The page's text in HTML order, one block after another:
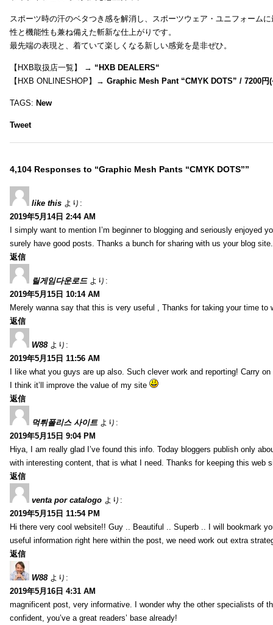
スポーツ時の汗のベタつき感を解消し、スポーツウェア・ユニフォーム
性と機能性も兼ね備えた斬新な仕上がりです。
最先端の表現と、着ていて楽しくなる新しい感覚を是非ぜひ。
【HXB取扱店一覧】 → “HXB DEALERS“
【HXB ONLINESHOP】→ Graphic Mesh Pant “CMYK DOTS” / 7200円
TAGS: New
Tweet
4,104 Responses to “Graphic Mesh Pants “CMYK DOTS””
like this より:
2019年5月14日 2:44 AM
I simply want to mention I’m beginner to blogging and seriously enjoyed
surely have good posts. Thanks a bunch for sharing with us your blog site.
返信
릴게임다운로드 より:
2019年5月15日 10:14 AM
Merely wanna say that this is very useful , Thanks for taking your time to
返信
W88 より:
2019年5月15日 11:56 AM
I like what you guys are up also. Such clever work and reporting! Carry
I think it’ll improve the value of my site
返信
먹튀폴리스 사이트 より:
2019年5月15日 9:04 PM
Hiya, I am really glad I’ve found this info. Today bloggers publish only
with interesting content, that is what I need. Thanks for keeping this
返信
venta por catalogo より:
2019年5月15日 11:54 PM
Hi there very cool website!! Guy .. Beautiful .. Superb .. I will bookmark
useful information right here within the post, we need work out extra
返信
W88 より:
2019年5月16日 4:31 AM
magnificent post, very informative. I wonder why the other specialists of
confident, you’ve a great readers’ base already!